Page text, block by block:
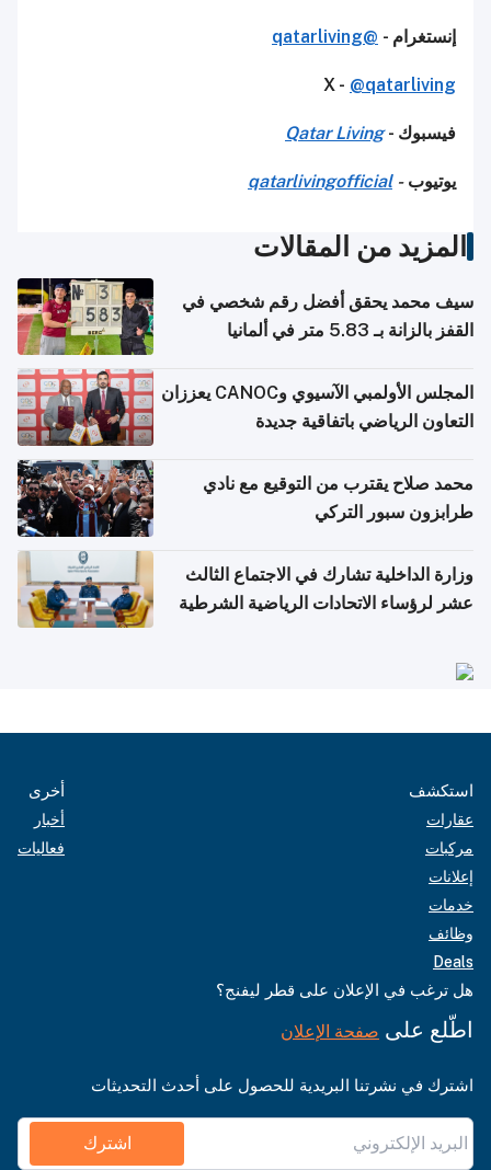
إنستغرام - @qatarliving
X - @qatarliving
فيسبوك -Qatar Living
يوتيوب-
qatarlivingofficial
المزيد من المقالات
سيف محمد يحقق أفضل رقم شخصي في
القفز بالزانة بـ 5.83 متر في ألمانيا
المجلس الأولمبي الآسيوي وCANOC يعززان
التعاون الرياضي باتفاقية جديدة
محمد صلاح يقترب من التوقيع مع نادي
طرابزون سبور التركي
وزارة الداخلية تشارك في الاجتماع الثالث
عشر لرؤساء الاتحادات الرياضية الشرطية
استكشف
عقارات
مركبات
إعلانات
خدمات
وظائف
Deals
أخرى
أخبار
فعاليات
هل ترغب في الإعلان على قطر ليفنج؟
اطّلع على صفحة الإعلان
اشترك في نشرتنا البريدية للحصول على أحدث التحديثات
اشترك